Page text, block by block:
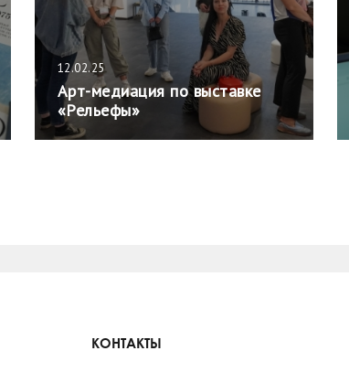
12.02.25
Арт-медиация по выставке
«Рельефы»
КОНТАКТЫ